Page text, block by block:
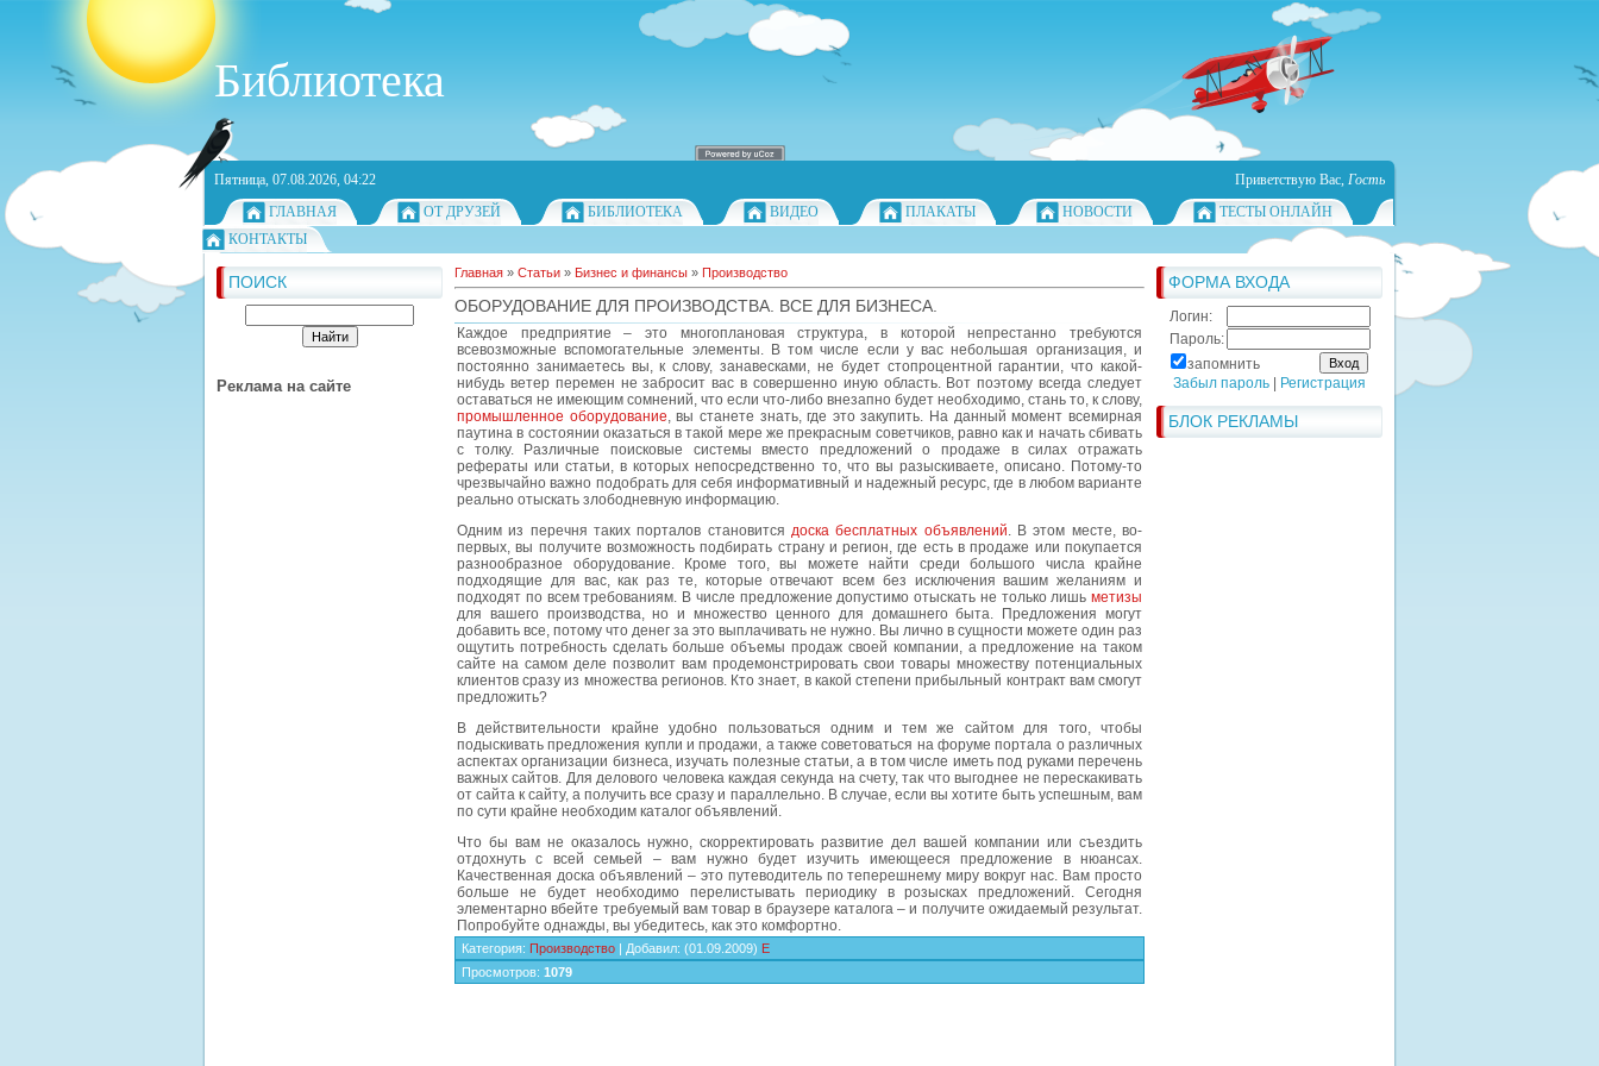
Библиотека
Пятница, 07.08.2026, 04:22 Приветствую Вас, Гость
ГЛАВНАЯ
ОТ ДРУЗЕЙ БИБЛИОТЕКА ВИДЕО ПЛАКАТЫ НОВОСТИ
ТЕСТЫ ОНЛАЙН
КОНТАКТЫ
ПОИСК
Реклама на сайте
ФОРМА ВХОДА
Логин:
Пароль:
запомнить
Забыл пароль
Регистрация
БЛОК РЕКЛАМЫ
Главная » Статьи » Бизнес и финансы » Производство
ОБОРУДОВАНИЕ ДЛЯ ПРОИЗВОДСТВА. ВСЕ ДЛЯ БИЗНЕСА.
Каждое предприятие – это многоплановая структура, в которой непрестанно требуются
всевозможные вспомогательные элементы. В том числе если у вас небольшая организация, и
постоянно занимаетесь вы, к слову, занавесками, не будет стопроцентной гарантии, что какой-
нибудь ветер перемен не забросит вас в совершенно иную область. Вот поэтому всегда следует
оставаться не имеющим сомнений, что если что-либо внезапно будет необходимо, стань то, к слову,
промышленное оборудование, вы станете знать, где это закупить. На данный момент всемирная
паутина в состоянии оказаться в такой мере же прекрасным советчиков, равно как и начать сбивать
с толку. Различные поисковые системы вместо предложений о продаже в силах отражать
рефераты или статьи, в которых непосредственно то, что вы разыскиваете, описано. Потому-то
чрезвычайно важно подобрать для себя информативный и надежный ресурс, где в любом варианте
реально отыскать злободневную информацию.
Одним из перечня таких порталов становится доска бесплатных объявлений. В этом месте, во-
первых, вы получите возможность подбирать страну и регион, где есть в продаже или покупается
разнообразное оборудование. Кроме того, вы можете найти среди большого числа крайне
подходящие для вас, как раз те, которые отвечают всем без исключения вашим желаниям и
подходят по всем требованиям. В числе предложение допустимо отыскать не только лишь метизы
для вашего производства, но и множество ценного для домашнего быта. Предложения могут
добавить все, потому что денег за это выплачивать не нужно. Вы лично в сущности можете один раз
ощутить потребность сделать больше объемы продаж своей компании, а предложение на таком
сайте на самом деле позволит вам продемонстрировать свои товары множеству потенциальных
клиентов сразу из множества регионов. Кто знает, в какой степени прибыльный контракт вам смогут
предложить?
В действительности крайне удобно пользоваться одним и тем же сайтом для того, чтобы
подыскивать предложения купли и продажи, а также советоваться на форуме портала о различных
аспектах организации бизнеса, изучать полезные статьи, а в том числе иметь под руками перечень
важных сайтов. Для делового человека каждая секунда на счету, так что выгоднее не перескакивать
от сайта к сайту, а получить все сразу и параллельно. В случае, если вы хотите быть успешным, вам
по сути крайне необходим каталог объявлений.
Что бы вам не оказалось нужно, скорректировать развитие дел вашей компании или съездить
отдохнуть с всей семьей – вам нужно будет изучить имеющееся предложение в нюансах.
Качественная доска объявлений – это путеводитель по теперешнему миру вокруг нас. Вам просто
больше не будет необходимо перелистывать периодику в розысках предложений. Сегодня
элементарно вбейте требуемый вам товар в браузере каталога – и получите ожидаемый результат.
Попробуйте однажды, вы убедитесь, как это комфортно.
Категория: Производство | Добавил: (01.09.2009) E
Просмотров: 1079